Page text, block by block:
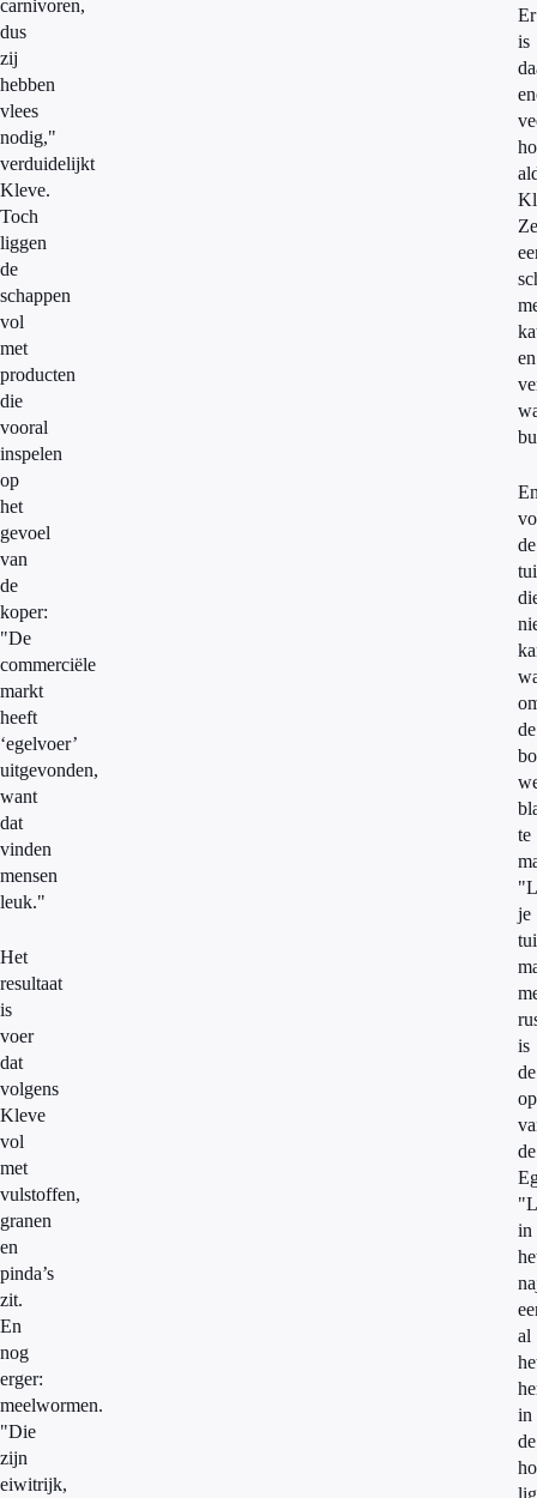
carnivoren,
dus
zij
hebben
vlees
nodig,"
verduidelijkt
Kleve.
Toch
liggen
de
schappen
vol
met
producten
die
vooral
inspelen
op
het
gevoel
van
de
koper:
"De
commerciële
markt
heeft
‘egelvoer’
uitgevonden,
want
dat
vinden
mensen
leuk."
Het
resultaat
is
voer
dat
volgens
Kleve
vol
met
vulstoffen,
granen
en
pinda’s
zit.
En
nog
erger:
meelwormen.
"Die
zijn
eiwitrijk,
Er
is
en
de
de
te
je
is
de
de
in
al
in
de